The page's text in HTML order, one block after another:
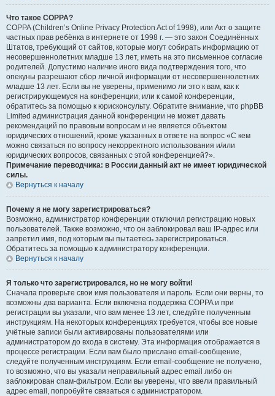
Что такое COPPA?
COPPA (Children’s Online Privacy Protection Act of 1998), или Акт о защите
частных прав ребёнка в интернете от 1998 г. — это закон Соединённых
Штатов, требующий от сайтов, которые могут собирать информацию от
несовершеннолетних младше 13 лет, иметь на это письменное согласие
родителей. Допустимо наличие иного вида подтверждения того, что
опекуны разрешают сбор личной информации от несовершеннолетних
младше 13 лет. Если вы не уверены, применимо ли это к вам, как к
регистрирующемуся на конференции, или к самой конференции,
обратитесь за помощью к юрисконсульту. Обратите внимание, что phpBB
Limited администрация данной конференции не может давать
рекомендаций по правовым вопросам и не является объектом
юридических отношений, кроме указанных в ответе на вопрос «С кем
можно связаться по вопросу некорректного использования и/или
юридических вопросов, связанных с этой конференцией?».
Примечание переводчика: в России данный акт не имеет юридической
силы.
Вернуться к началу
Почему я не могу зарегистрироваться?
Возможно, администратор конференции отключил регистрацию новых
пользователей. Также возможно, что он заблокировал ваш IP-адрес или
запретил имя, под которым вы пытаетесь зарегистрироваться.
Обратитесь за помощью к администратору конференции.
Вернуться к началу
Я только что зарегистрировался, но не могу войти!
Сначала проверьте свои имя пользователя и пароль. Если они верны, то
возможны два варианта. Если включена поддержка COPPA и при
регистрации вы указали, что вам менее 13 лет, следуйте полученным
инструкциям. На некоторых конференциях требуется, чтобы все новые
учётные записи были активированы пользователями или
администратором до входа в систему. Эта информация отображается в
процессе регистрации. Если вам было прислано email-сообщение,
следуйте полученным инструкциям. Если email-сообщение не получено,
то возможно, что вы указали неправильный адрес email либо он
заблокирован спам-фильтром. Если вы уверены, что ввели правильный
адрес email, попробуйте связаться с администратором.